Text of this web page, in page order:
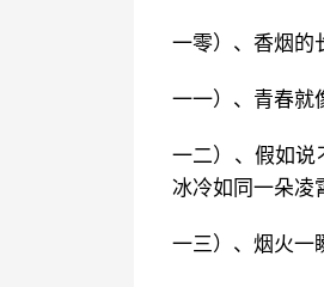
一零）、香烟的
一一）、青春就
一二）、假如说
冰冷如同一朵凌
一三）、烟火一